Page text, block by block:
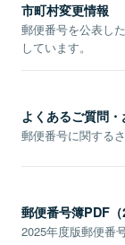
市町村変更情報
郵便番号を公表し
しています。
よくあるご質問
郵便番号に関する
郵便番号簿PDF（
2025年度版郵便番